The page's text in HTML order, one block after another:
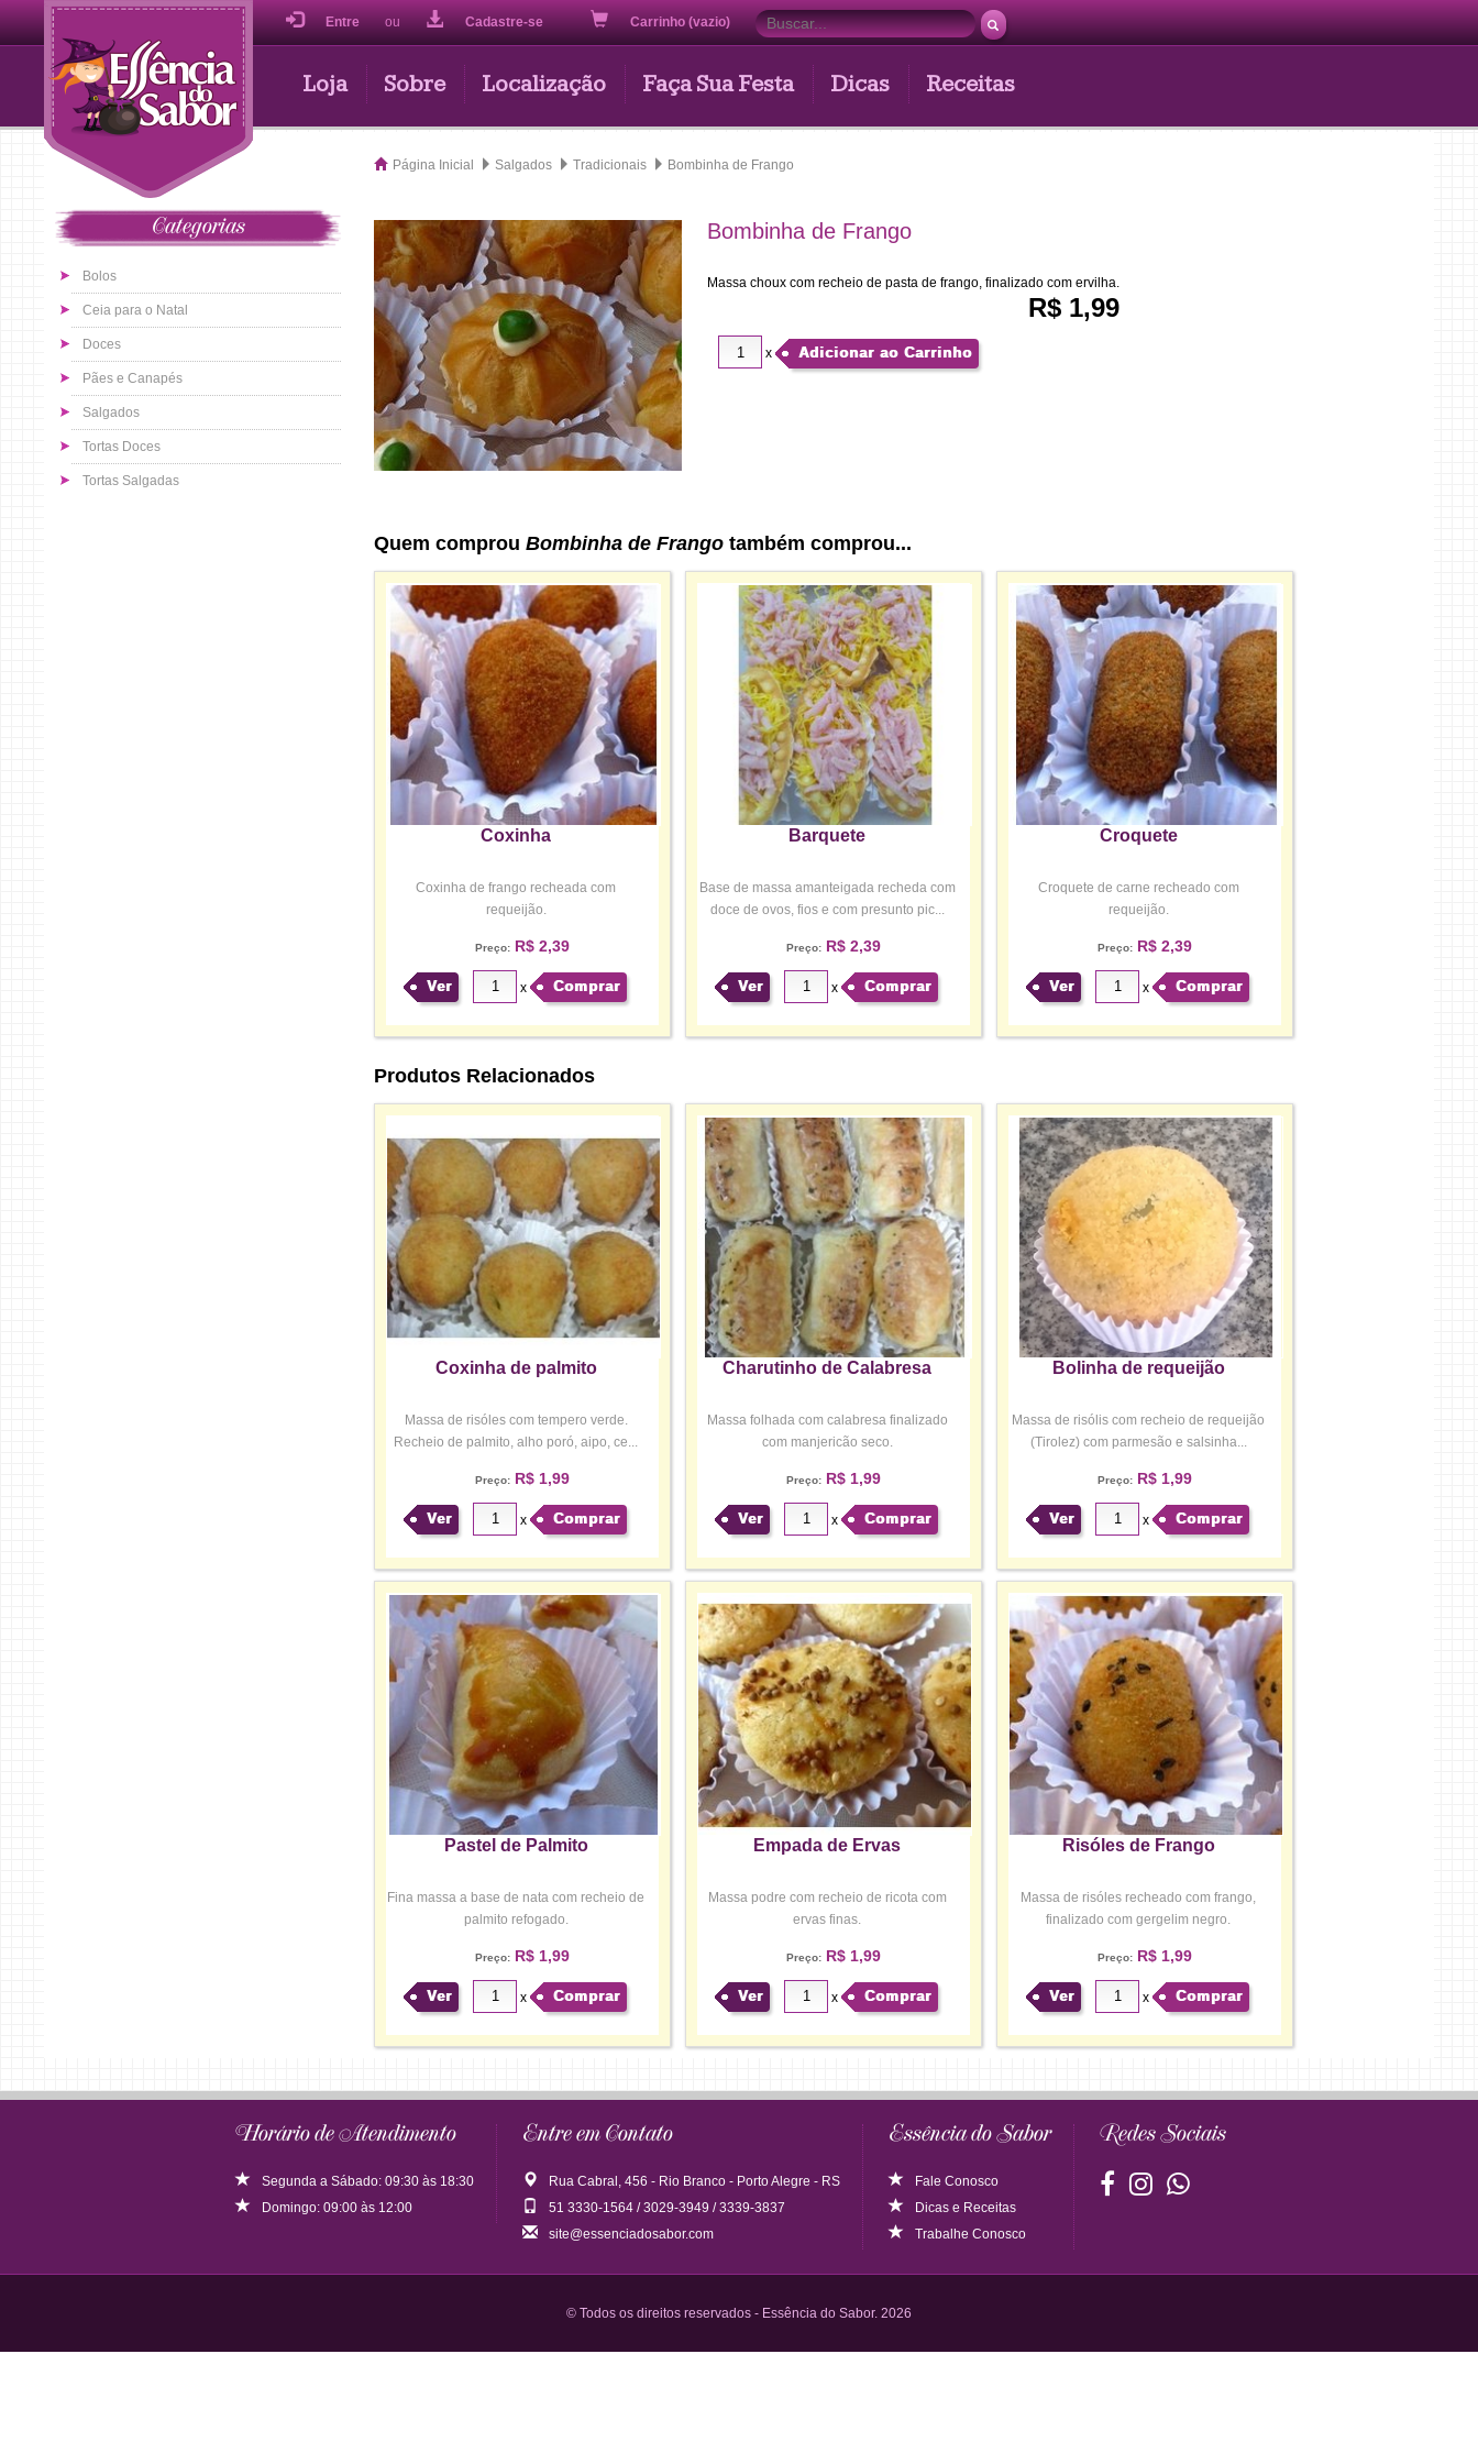
Entre ou Cadastre-se Carrinho (vazio)
Loja Sobre Localização Faça Sua Festa Dicas Receitas
Categorias
Bolos
Ceia para o Natal
Doces
Pães e Canapés
Salgados
Tortas Doces
Tortas Salgadas
Página Inicial Salgados Tradicionais Bombinha de Frango
Bombinha de Frango
Massa choux com recheio de pasta de frango, finalizado com ervilha.
R$ 1,99
x Adicionar ao Carrinho
Quem comprouBombinha de Frango também comprou...
Coxinha
Coxinha de frango recheada com
requeijão.
Preço: R$ 2,39
Ver x Comprar
Barquete
Base de massa amanteigada recheda com
doce de ovos, fios e com presunto pic...
Preço: R$ 2,39
Ver x Comprar
Croquete
Croquete de carne recheado com
requeijão.
Preço: R$ 2,39
Ver x Comprar
Produtos Relacionados
Coxinha de palmito
Massa de risóles com tempero verde.
Recheio de palmito, alho poró, aipo, ce...
Preço: R$ 1,99
Ver x Comprar
Charutinho de Calabresa
Massa folhada com calabresa finalizado
com manjericão seco.
Preço: R$ 1,99
Ver x Comprar
Bolinha de requeijão
Massa de risólis com recheio de requeijão
(Tirolez) com parmesão e salsinha...
Preço: R$ 1,99
Ver x Comprar
Pastel de Palmito
Fina massa a base de nata com recheio de
palmito refogado.
Preço: R$ 1,99
Ver x Comprar
Empada de Ervas
Massa podre com recheio de ricota com
ervas finas.
Preço: R$ 1,99
Ver x Comprar
Risóles de Frango
Massa de risóles recheado com frango,
finalizado com gergelim negro.
Preço: R$ 1,99
Ver x Comprar
Horário de Atendimento
Segunda a Sábado: 09:30 às 18:30
Domingo: 09:00 às 12:00
Entre em Contato
Rua Cabral, 456 - Rio Branco - Porto Alegre - RS
51 3330-1564 / 3029-3949 / 3339-3837
site@essenciadosabor.com
Essência do Sabor
Fale Conosco
Dicas e Receitas
Trabalhe Conosco
Redes Sociais
© Todos os direitos reservados - Essência do Sabor. 2026